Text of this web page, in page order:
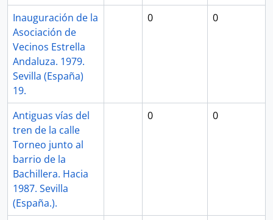
Inauguración de la
Asociación de
Vecinos Estrella
Andaluza. 1979.
Sevilla (España)
19.
0 0
Antiguas vías del
tren de la calle
Torneo junto al
barrio de la
Bachillera. Hacia
1987. Sevilla
(España.).
0 0